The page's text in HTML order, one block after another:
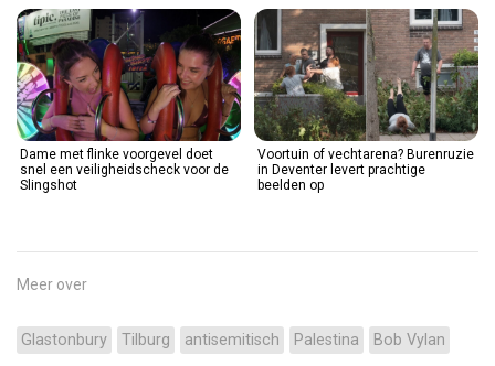
Dame met flinke voorgevel doet
snel een veiligheidscheck voor de
Slingshot
Voortuin of vechtarena? Burenruzie
in Deventer levert prachtige
beelden op
Meer over
Glastonbury Tilburg antisemitisch Palestina Bob Vylan